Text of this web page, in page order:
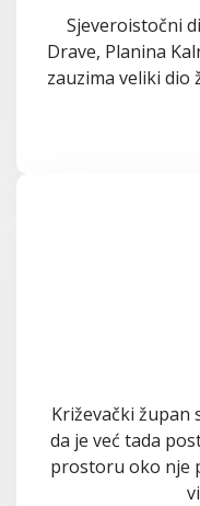
Sjeveroistočni
Drave, Planina
zauzima veliki dio
Križevački župan
da je već tada
prostoru oko nje